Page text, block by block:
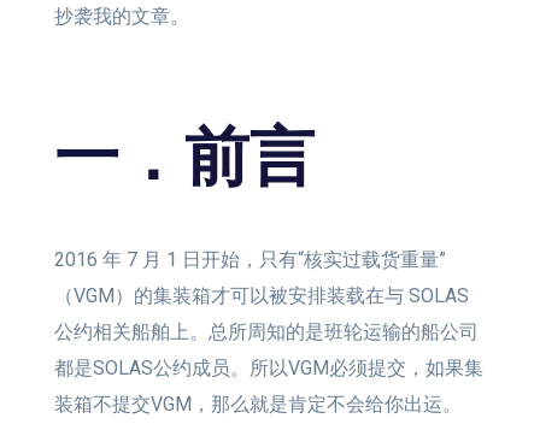
抄袭我的文章。
一．前言
2016 年 7 月 1 日开始，只有“核实过载货重量”
（VGM）的集装箱才可以被安排装载在与 SOLAS
公约相关船舶上。总所周知的是班轮运输的船公司
都是SOLAS公约成员。所以VGM必须提交，如果集
装箱不提交VGM，那么就是肯定不会给你出运。